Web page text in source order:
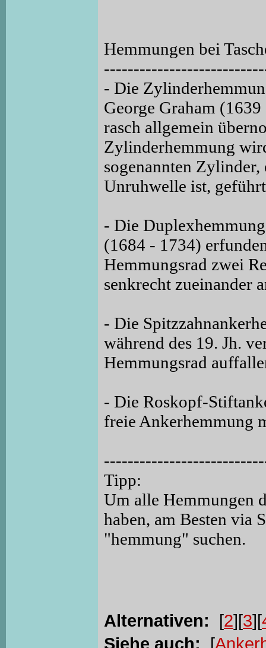
Hemmungen bei
- Die
George Graham
rasch allgemein
Zylinderhemmung
sogenannten
Unruhwelle ist,
- Die
(1684 - 1734)
Hemmungsrad zwei
senkrecht zueinander
- Die
während des 19. Jh.
Hemmungsrad
- Die Roskopf-
freie Ankerhemmung
Tipp:
Um alle Hemmungen
haben, am Besten via
"hemmung" suchen.
Alternativen: [2][3][
Siehe auch: [